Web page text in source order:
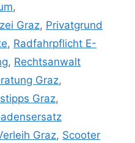
,
Graz, Privatgrund
, Radfahrpflicht E-
, Rechtsanwalt
Graz,
Graz,
Graz, Scooter